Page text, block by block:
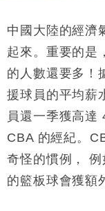
中國大陸的經濟
起來。重要的是
的人數還要多！
援球員的平均薪
員還一季獲高達
CBA 的經紀。
奇怪的慣例，
例
的籃板球會獲額